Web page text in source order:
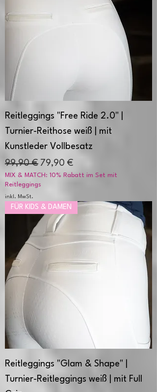
Reitleggings "Free Ride 2.0" |
Turnier-Reithose weiß | mit
Kunstleder Vollbesatz
Standardpreis
99,90 € Sale-Preis
79,90 €
MIX & MATCH: 10% Rabatt im Set mit
Reitleggings
inkl. MwSt.
FÜR KIDS & DAMEN
Reitleggings "Glam & Shape" |
Turnier-Reitleggings weiß | mit Full